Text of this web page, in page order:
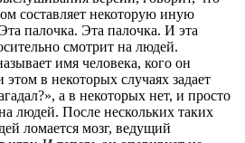
составляет некоторую иную
палочка. Эта палочка. И эта
смотрит на людей.
имя человека, кого он
в некоторых случаях задает
а в некоторых нет, и просто
людей. После нескольких таких
ломается мозг, ведущий